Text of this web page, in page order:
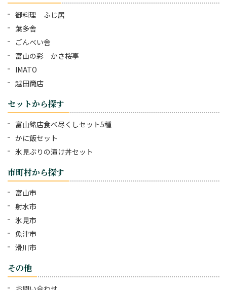
御料理 ふじ居
葉多舎
ごんべい舎
富山の彩 かさ桜亭
IMATO
越田商店
セットから探す
富山銘店食べ尽くしセット5種
かに飯セット
氷見ぶりの漬け丼セット
市町村から探す
富山市
射水市
氷見市
魚津市
滑川市
その他